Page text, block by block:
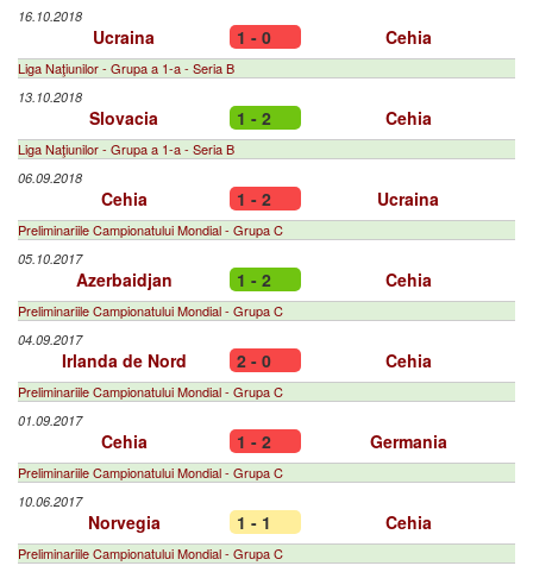
16.10.2018
Ucraina 1 - 0 Cehia
Liga Naţiunilor - Grupa a 1-a - Seria B
13.10.2018
Slovacia 1 - 2 Cehia
Liga Naţiunilor - Grupa a 1-a - Seria B
06.09.2018
Cehia 1 - 2 Ucraina
Preliminariile Campionatului Mondial - Grupa C
05.10.2017
Azerbaidjan 1 - 2 Cehia
Preliminariile Campionatului Mondial - Grupa C
04.09.2017
Irlanda de Nord 2 - 0 Cehia
Preliminariile Campionatului Mondial - Grupa C
01.09.2017
Cehia 1 - 2 Germania
Preliminariile Campionatului Mondial - Grupa C
10.06.2017
Norvegia 1 - 1 Cehia
Preliminariile Campionatului Mondial - Grupa C